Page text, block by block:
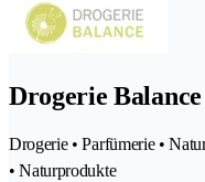
Drogerie
Drogerie • Parfümerie •
• Naturprodukte